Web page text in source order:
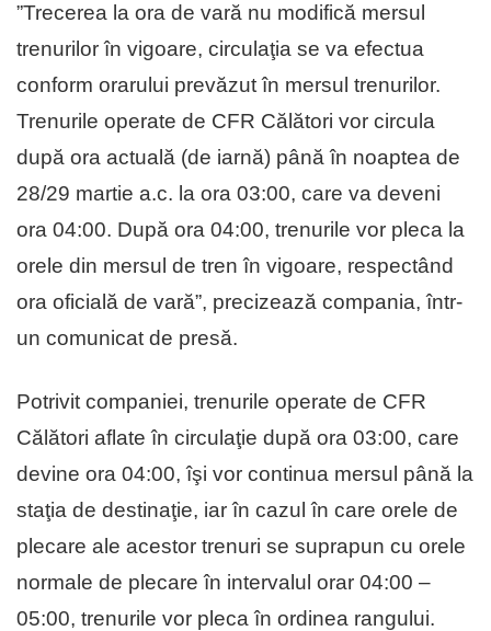
”Trecerea la ora de vară nu modifică mersul
trenurilor în vigoare, circulaţia se va efectua
conform orarului prevăzut în mersul trenurilor.
Trenurile operate de CFR Călători vor circula
după ora actuală (de iarnă) până în noaptea de
28/29 martie a.c. la ora 03:00, care va deveni
ora 04:00. După ora 04:00, trenurile vor pleca la
orele din mersul de tren în vigoare, respectând
ora oficială de vară”, precizează compania, într-
un comunicat de presă.
Potrivit companiei, trenurile operate de CFR
Călători aflate în circulaţie după ora 03:00, care
devine ora 04:00, îşi vor continua mersul până la
staţia de destinaţie, iar în cazul în care orele de
plecare ale acestor trenuri se suprapun cu orele
normale de plecare în intervalul orar 04:00 –
05:00, trenurile vor pleca în ordinea rangului.